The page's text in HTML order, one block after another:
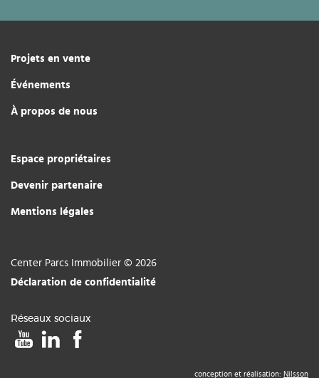
Projets en vente
Événements
À propos de nous
Espace propriétaires
Devenir partenaire
Mentions légales
Center Parcs Immobilier © 2026
Déclaration de confidentialité
Réseaux sociaux
conception et réalisation: Nilsson